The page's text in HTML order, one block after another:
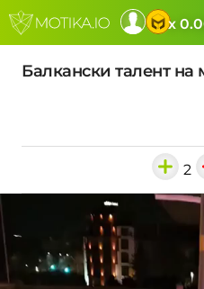
x
Балкански талент на
2